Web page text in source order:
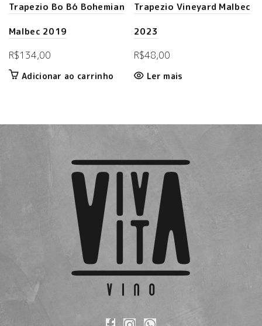
Trapezio Bo Bó Bohemian
Malbec 2019
R$134,00
Adicionar ao carrinho
Trapezio Vineyard Malbec
2023
R$48,00
Ler mais